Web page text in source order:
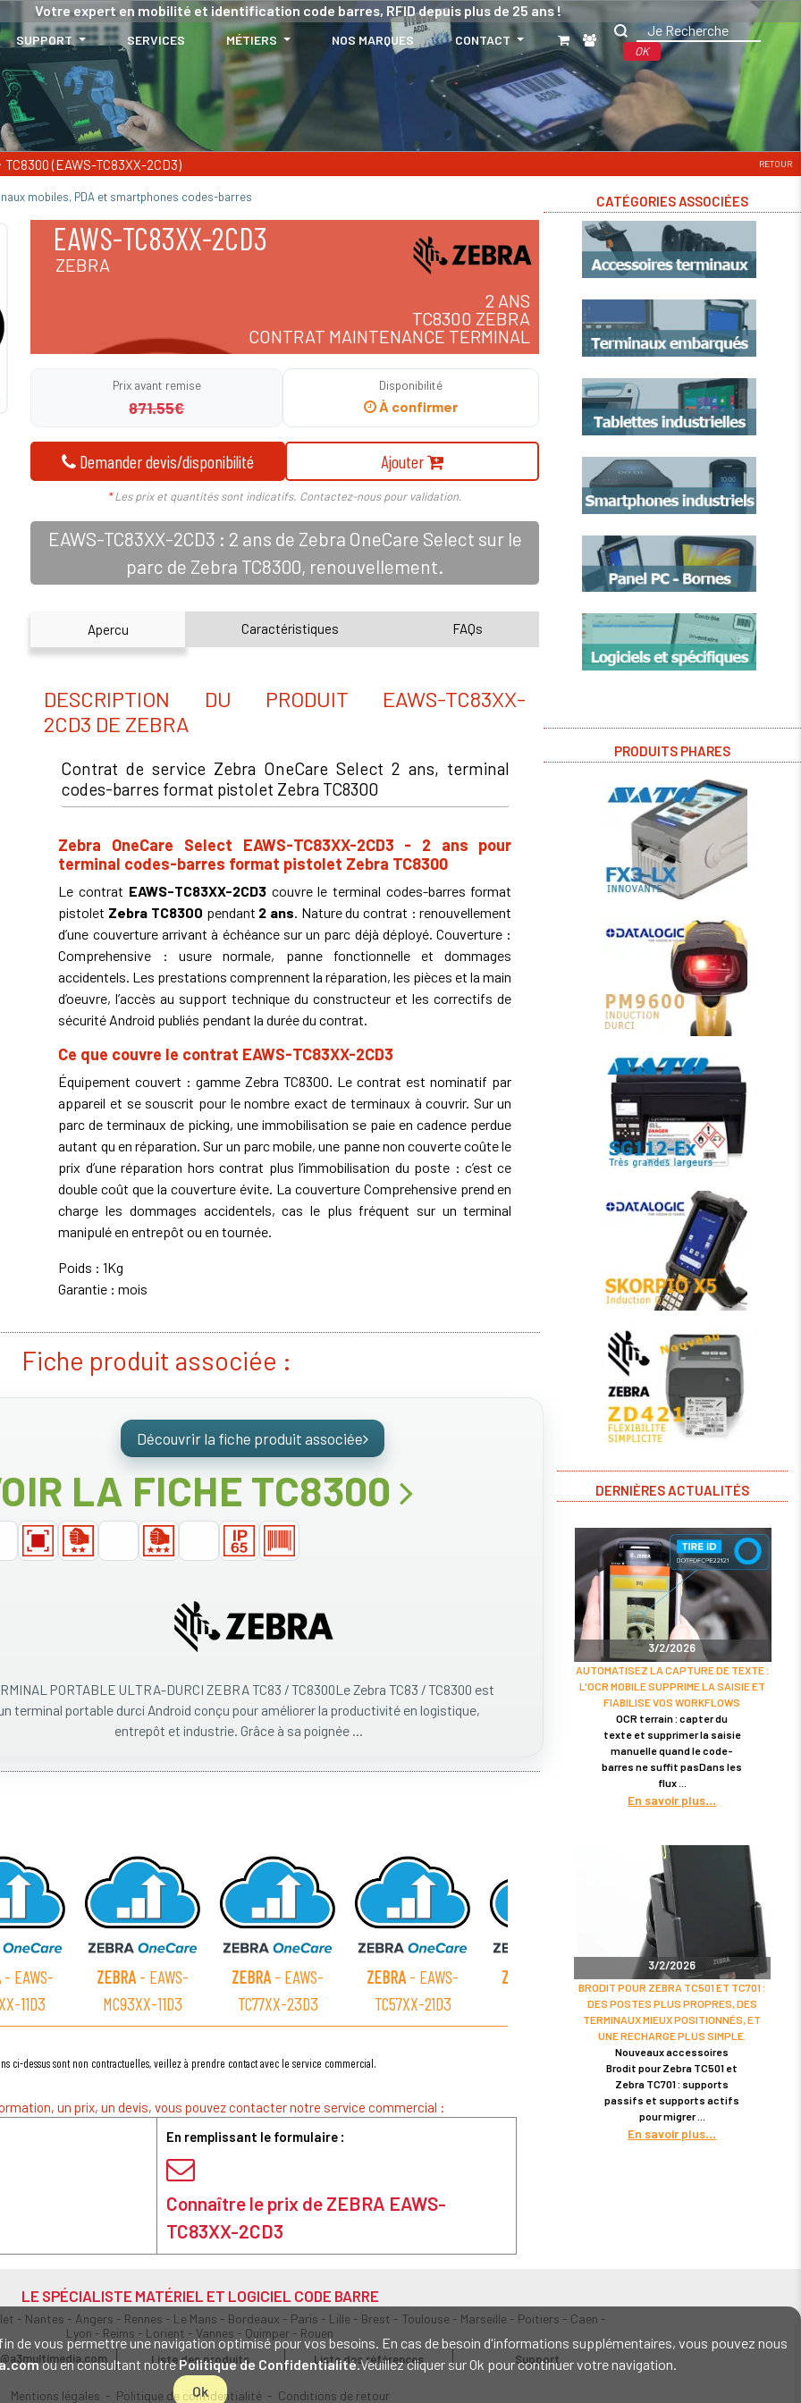
Votre expert en mobilité et identification code barres, RFID depuis plus de 25 ans !
SUPPORT SERVICES MÉTIERS NOS MARQUES CONTACT
OK
de vous permettre une navigation optimisé pour vos besoins. En cas de besoin d'informations supplémentaires, vous pouvez nous
ou en consultant notrePolitique de Confidentialité.Veuillez cliquer sur Ok pour continuer votre navigation.
Ok
TC8300 (EAWS-TC83XX-2CD3) RETOUR
mobiles, PDA et smartphones codes-barres
EAWS-TC83XX-2CD3
ZEBRA
2 ANS
TC8300 ZEBRA
CONTRAT MAINTENANCE TERMINAL
Prix avant remise
871.55€
Disponibilité
À confirmer
Demander devis/disponibilité Ajouter
*Les prix et quantités sont indicatifs. Contactez-nous pour validation.
EAWS-TC83XX-2CD3 : 2 ans de Zebra OneCare Select sur le
parc de Zebra TC8300, renouvellement.
Apercu Caractéristiques FAQs
DESCRIPTION DU PRODUIT EAWS-TC83XX-
2CD3 DE ZEBRA
Contrat de service Zebra OneCare Select 2 ans, terminal
codes-barres format pistolet Zebra TC8300
Zebra OneCare Select EAWS-TC83XX-2CD3 - 2 ans pour
terminal codes-barres format pistolet Zebra TC8300
Le contrat EAWS-TC83XX-2CD3couvre le terminal codes-barres format
pistolet Zebra TC8300 pendant 2 ans. Nature du contrat : renouvellement
d’une couverture arrivant à échéance sur un parc déjà déployé. Couverture :
Comprehensive : usure normale, panne fonctionnelle et dommages
accidentels. Les prestations comprennent la réparation, les pièces et la main
d’oeuvre, l’accès au support technique du constructeur et les correctifs de
sécurité Android publiés pendant la durée du contrat.
Ce que couvre le contrat EAWS-TC83XX-2CD3
Équipement couvert : gamme Zebra TC8300. Le contrat est nominatif par
appareil et se souscrit pour le nombre exact de terminaux à couvrir. Sur un
parc de terminaux de picking, une immobilisation se paie en cadence perdue
autant qu en réparation. Sur un parc mobile, une panne non couverte coûte le
prix d’une réparation hors contrat plus l’immobilisation du poste : c’est ce
double coût que la couverture évite. La couverture Comprehensive prend en
charge les dommages accidentels, cas le plus fréquent sur un terminal
manipulé en entrepôt ou en tournée.
Poids : 1Kg
Garantie : mois
Fiche produit associée :
Découvrir la fiche produit associée
LA FICHE TC8300
PORTABLE ULTRA-DURCI ZEBRA TC83 / TC8300Le Zebra TC83 / TC8300 est
terminal portable durci Android conçu pour améliorer la productivité en logistique,
entrepôt et industrie. Grâce à sa poignée ...
- EAWS-
11D3
ZEBRA - EAWS-
MC93XX-11D3
ZEBRA - EAWS-
TC77XX-23D3
ZEBRA - EAWS-
TC57XX-21D3
ZEBRA
- EAWS-
ZEBRA- EAWS-
TC77XX-25D3
ci-dessus sont non contractuelles, veillez à prendre contact avec le service commercial.
un prix, un devis, vous pouvez contacter notre service commercial :
En remplissant le formulaire :
Connaître le prix de ZEBRA EAWS-
TC83XX-2CD3
CATÉGORIES ASSOCIÉES
PRODUITS PHARES
DERNIÈRES ACTUALITÉS
3/2/2026
AUTOMATISEZ LA CAPTURE DE TEXTE :
L'OCR MOBILE SUPPRIME LA SAISIE ET
FIABILISE VOS WORKFLOWS
OCR terrain : capter du
texte et supprimer la saisie
manuelle quand le code-
barres ne suffit pasDans les
flux
En savoir plus
3/2/2026
BRODIT POUR ZEBRA TC501 ET TC701 :
DES POSTES PLUS PROPRES, DES
TERMINAUX MIEUX POSITIONNÉS, ET
UNE RECHARGE PLUS SIMPLE.
Nouveaux accessoires
Brodit pour Zebra TC501 et
Zebra TC701 : supports
passifs et supports actifs
pour migrer
En savoir plus
LE SPÉCIALISTE MATÉRIEL ET LOGICIEL CODE BARRE
- Nantes - Angers - Rennes - Le Mans - Bordeaux - Paris - Lille - Brest - Toulouse - Marseille - Poitiers - Caen -
Lyon - Reims - Lorient - Vannes - Quimper - Rouen
Liste des produits Liste des références Support
Mentions légales - Politique de confidentialité - Conditions de retour